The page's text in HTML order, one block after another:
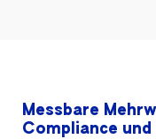
Messbare
Compliance